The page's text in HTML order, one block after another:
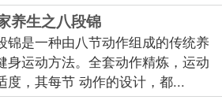
养生之八段锦
锦是一种由八节动作组成的传统养
身运动方法。全套动作精炼，运动
度，其每节 动作的设计，都...